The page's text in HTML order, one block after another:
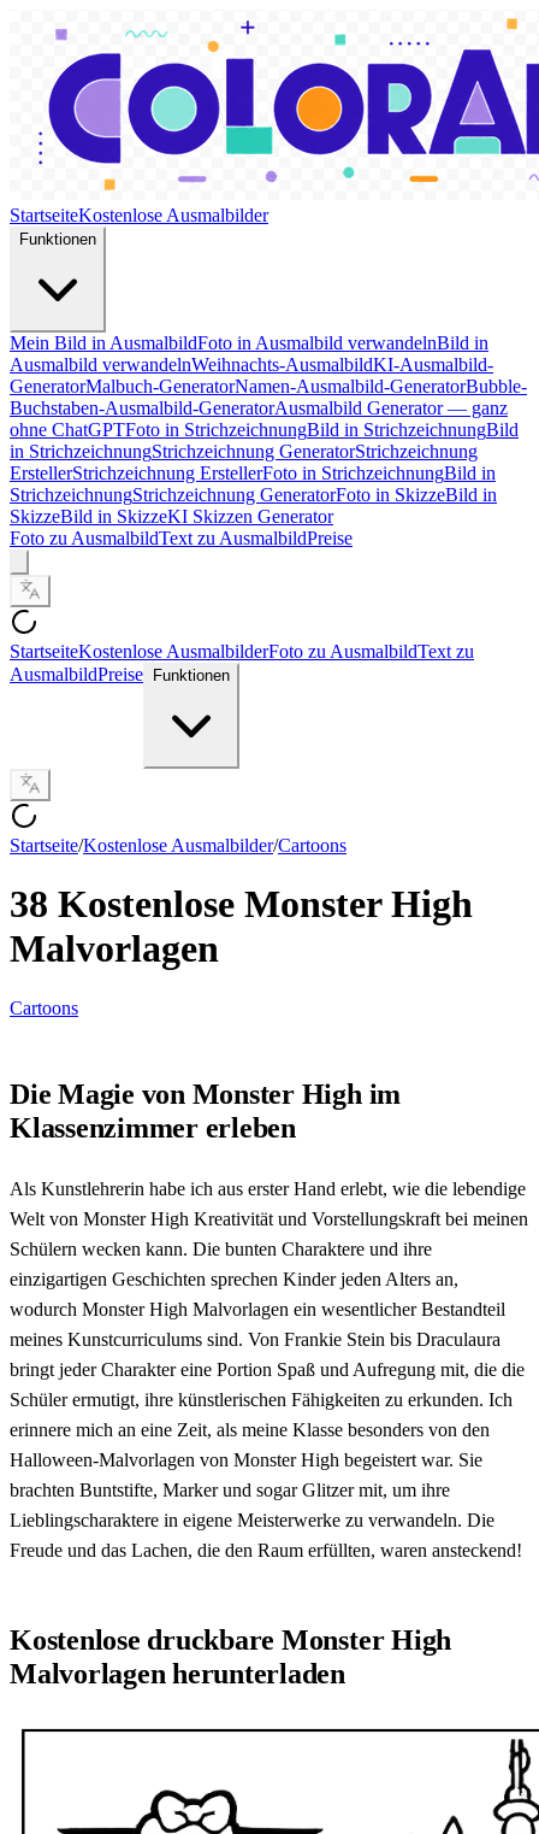
StartseiteKostenlose Ausmalbilder
Funktionen
Mein Bild in AusmalbildFoto in Ausmalbild verwandelnBild in
Ausmalbild verwandelnWeihnachts-AusmalbildKI-Ausmalbild-
GeneratorMalbuch-GeneratorNamen-Ausmalbild-GeneratorBubble-
Buchstaben-Ausmalbild-GeneratorAusmalbild Generator — ganz
ohne ChatGPTFoto in StrichzeichnungBild in StrichzeichnungBild
in StrichzeichnungStrichzeichnung GeneratorStrichzeichnung
ErstellerStrichzeichnung ErstellerFoto in StrichzeichnungBild in
StrichzeichnungStrichzeichnung GeneratorFoto in SkizzeBild in
SkizzeBild in SkizzeKI Skizzen Generator
Foto zu AusmalbildText zu AusmalbildPreise
StartseiteKostenlose AusmalbilderFoto zu AusmalbildText zu
AusmalbildPreise Funktionen
Startseite/Kostenlose Ausmalbilder/Cartoons
38 Kostenlose Monster High
Malvorlagen
Cartoons
Die Magie von Monster High im
Klassenzimmer erleben
Als Kunstlehrerin habe ich aus erster Hand erlebt, wie die lebendige
Welt von Monster High Kreativität und Vorstellungskraft bei meinen
Schülern wecken kann. Die bunten Charaktere und ihre
einzigartigen Geschichten sprechen Kinder jeden Alters an,
wodurch Monster High Malvorlagen ein wesentlicher Bestandteil
meines Kunstcurriculums sind. Von Frankie Stein bis Draculaura
bringt jeder Charakter eine Portion Spaß und Aufregung mit, die die
Schüler ermutigt, ihre künstlerischen Fähigkeiten zu erkunden. Ich
erinnere mich an eine Zeit, als meine Klasse besonders von den
Halloween-Malvorlagen von Monster High begeistert war. Sie
brachten Buntstifte, Marker und sogar Glitzer mit, um ihre
Lieblingscharaktere in eigene Meisterwerke zu verwandeln. Die
Freude und das Lachen, die den Raum erfüllten, waren ansteckend!
Kostenlose druckbare Monster High
Malvorlagen herunterladen